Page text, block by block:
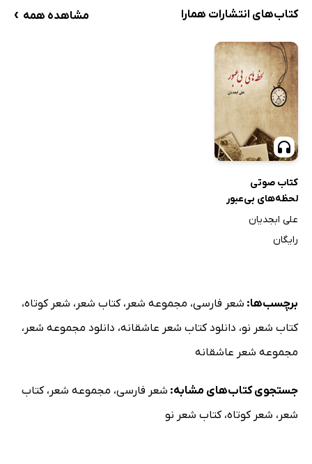
کتاب‌های انتشارات همارا مشاهده همه ›
کتاب صوتی
لحظه‌های بی‌عبور
علی ابجدیان
رایگان
برچسب‌ها: شعر فارسی، مجموعه شعر ،کتاب شعر ، شعر کوتاه،
کتاب شعر نو، دانلود کتاب شعر عاشقانه، دانلود مجموعه شعر ،
مجموعه شعر عاشقانه
جستجوی کتاب‌های مشابه: شعر فارسی، مجموعه شعر ،کتاب
شعر ، شعر کوتاه،کتاب شعر نو